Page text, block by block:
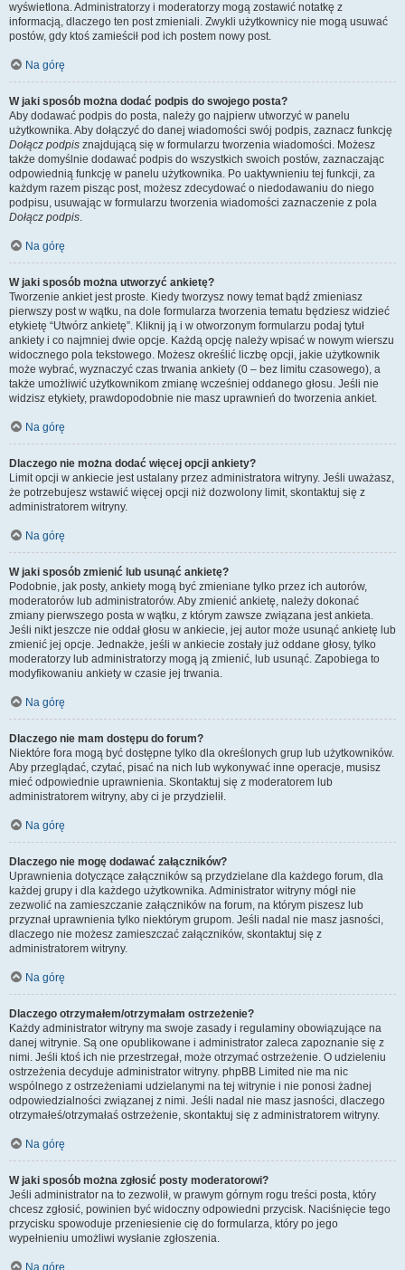
wyświetlona. Administratorzy i moderatorzy mogą zostawić notatkę z
informacją, dlaczego ten post zmieniali. Zwykli użytkownicy nie mogą usuwać
postów, gdy ktoś zamieścił pod ich postem nowy post.
Na górę
W jaki sposób można dodać podpis do swojego posta?
Aby dodawać podpis do posta, należy go najpierw utworzyć w panelu
użytkownika. Aby dołączyć do danej wiadomości swój podpis, zaznacz funkcję
Dołącz podpis znajdującą się w formularzu tworzenia wiadomości. Możesz
także domyślnie dodawać podpis do wszystkich swoich postów, zaznaczając
odpowiednią funkcję w panelu użytkownika. Po uaktywnieniu tej funkcji, za
każdym razem pisząc post, możesz zdecydować o niedodawaniu do niego
podpisu, usuwając w formularzu tworzenia wiadomości zaznaczenie z pola
Dołącz podpis.
Na górę
W jaki sposób można utworzyć ankietę?
Tworzenie ankiet jest proste. Kiedy tworzysz nowy temat bądź zmieniasz
pierwszy post w wątku, na dole formularza tworzenia tematu będziesz widzieć
etykietę “Utwórz ankietę”. Kliknij ją i w otworzonym formularzu podaj tytuł
ankiety i co najmniej dwie opcje. Każdą opcję należy wpisać w nowym wierszu
widocznego pola tekstowego. Możesz określić liczbę opcji, jakie użytkownik
może wybrać, wyznaczyć czas trwania ankiety (0 – bez limitu czasowego), a
także umożliwić użytkownikom zmianę wcześniej oddanego głosu. Jeśli nie
widzisz etykiety, prawdopodobnie nie masz uprawnień do tworzenia ankiet.
Na górę
Dlaczego nie można dodać więcej opcji ankiety?
Limit opcji w ankiecie jest ustalany przez administratora witryny. Jeśli uważasz,
że potrzebujesz wstawić więcej opcji niż dozwolony limit, skontaktuj się z
administratorem witryny.
Na górę
W jaki sposób zmienić lub usunąć ankietę?
Podobnie, jak posty, ankiety mogą być zmieniane tylko przez ich autorów,
moderatorów lub administratorów. Aby zmienić ankietę, należy dokonać
zmiany pierwszego posta w wątku, z którym zawsze związana jest ankieta.
Jeśli nikt jeszcze nie oddał głosu w ankiecie, jej autor może usunąć ankietę lub
zmienić jej opcje. Jednakże, jeśli w ankiecie zostały już oddane głosy, tylko
moderatorzy lub administratorzy mogą ją zmienić, lub usunąć. Zapobiega to
modyfikowaniu ankiety w czasie jej trwania.
Na górę
Dlaczego nie mam dostępu do forum?
Niektóre fora mogą być dostępne tylko dla określonych grup lub użytkowników.
Aby przeglądać, czytać, pisać na nich lub wykonywać inne operacje, musisz
mieć odpowiednie uprawnienia. Skontaktuj się z moderatorem lub
administratorem witryny, aby ci je przydzielił.
Na górę
Dlaczego nie mogę dodawać załączników?
Uprawnienia dotyczące załączników są przydzielane dla każdego forum, dla
każdej grupy i dla każdego użytkownika. Administrator witryny mógł nie
zezwolić na zamieszczanie załączników na forum, na którym piszesz lub
przyznał uprawnienia tylko niektórym grupom. Jeśli nadal nie masz jasności,
dlaczego nie możesz zamieszczać załączników, skontaktuj się z
administratorem witryny.
Na górę
Dlaczego otrzymałem/otrzymałam ostrzeżenie?
Każdy administrator witryny ma swoje zasady i regulaminy obowiązujące na
danej witrynie. Są one opublikowane i administrator zaleca zapoznanie się z
nimi. Jeśli ktoś ich nie przestrzegał, może otrzymać ostrzeżenie. O udzieleniu
ostrzeżenia decyduje administrator witryny. phpBB Limited nie ma nic
wspólnego z ostrzeżeniami udzielanymi na tej witrynie i nie ponosi żadnej
odpowiedzialności związanej z nimi. Jeśli nadal nie masz jasności, dlaczego
otrzymałeś/otrzymałaś ostrzeżenie, skontaktuj się z administratorem witryny.
Na górę
W jaki sposób można zgłosić posty moderatorowi?
Jeśli administrator na to zezwolił, w prawym górnym rogu treści posta, który
chcesz zgłosić, powinien być widoczny odpowiedni przycisk. Naciśnięcie tego
przycisku spowoduje przeniesienie cię do formularza, który po jego
wypełnieniu umożliwi wysłanie zgłoszenia.
Na górę